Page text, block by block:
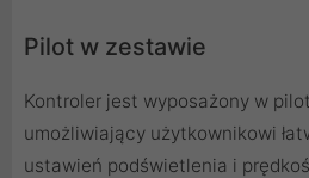
Pilot w zestawie
Kontroler jest wyposażony w
umożliwiający użytkownikowi
ustawień podświetlenia i